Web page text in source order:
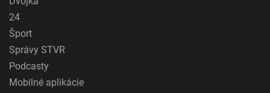
24
Šport
Správy STVR
Podcasty
Mobilné aplikácie